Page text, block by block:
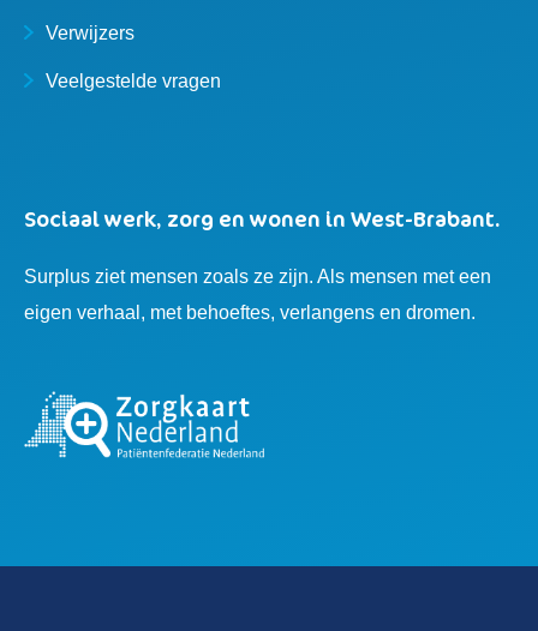
Verwijzers
Veelgestelde vragen
Sociaal werk, zorg en wonen in West-Brabant.
Surplus ziet mensen zoals ze zijn. Als mensen met een
eigen verhaal, met behoeftes, verlangens en dromen.